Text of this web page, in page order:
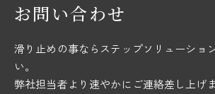
応じます。
対処します。
本個人情報保護方針は、当サイト内で
す。
お問い合わせ
滑り止めの事ならステップソリューショ
い。
弊社担当者より速やかにご連絡差し上げま